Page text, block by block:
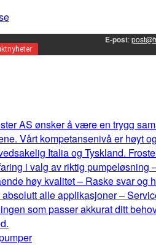
E-post:
AS ønsker å være en trygg
Vårt kompetansenivå er høyt
Italia og Tyskland.
i valg av riktig
høy kvalitet – Raske svar og
absolutt alle applikasjoner –
som passer akkurat ditt